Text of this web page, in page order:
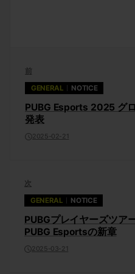
前
GENERAL
NOTICE
PUBG Esports 2025 グ
発表
2025-02-21
次
GENERAL
NOTICE
PUBGプレイヤーズツア
PUBG Esportsの新章
2025-03-21